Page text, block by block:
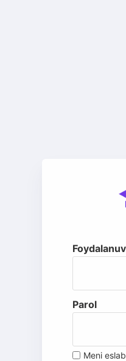
Parol
Meni